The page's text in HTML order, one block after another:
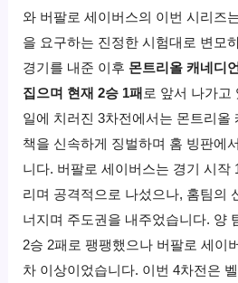
와 버팔로 세이버스의 이번 시리즈
을 요구하는 진정한 시험대로 변모
경기를 내준 이후 몬트리올 캐네디
집으며 현재 2승 1패 로 앞서 나가고
일에 치러진 3차전에서는 몬트리올
책을 신속하게 징벌하며 홈 빙판에
니다. 버팔로 세이버스는 경기 시작
리며 공격적으로 나섰으나, 홈팀의
너지며 주도권을 내주었습니다. 양
2승 2패로 팽팽했으나 버팔로 세이
차 이상이었습니다. 이번 4차전은